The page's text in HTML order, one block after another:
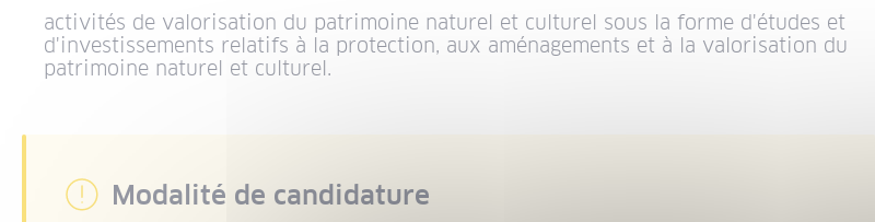
activités de valorisation du patrimoine naturel et culturel sous la forme d'études et
d'investissements relatifs à la protection, aux aménagements et à la valorisation du
patrimoine naturel et culturel.
Modalité de candidature